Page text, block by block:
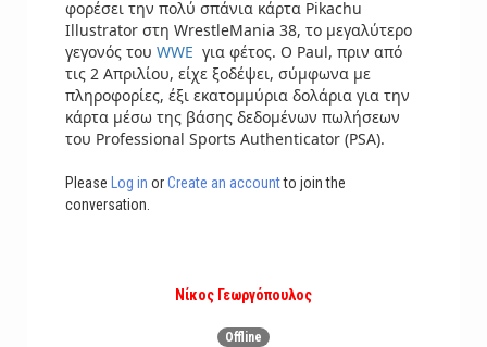
φορέσει την πολύ σπάνια κάρτα Pikachu
Illustrator στη WrestleMania 38, το μεγαλύτερο
γεγονός του WWE για φέτος. Ο Paul, πριν από
τις 2 Απριλίου, είχε ξοδέψει, σύμφωνα με
πληροφορίες, έξι εκατομμύρια δολάρια για την
κάρτα μέσω της βάσης δεδομένων πωλήσεων
του Professional Sports Authenticator (PSA).
Please Log in orCreate an accountto join the
conversation.
Νίκος Γεωργόπουλος
Offline